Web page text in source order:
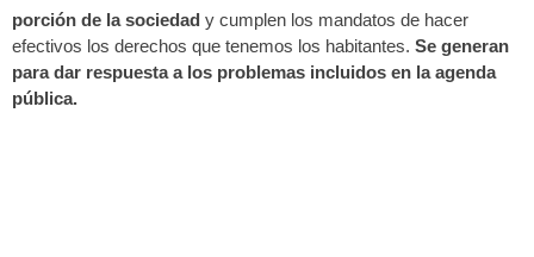
porción de la sociedad y cumplen los mandatos de hacer
efectivos los derechos que tenemos los habitantes. Se generan
para dar respuesta a los problemas incluidos en la agenda
pública.